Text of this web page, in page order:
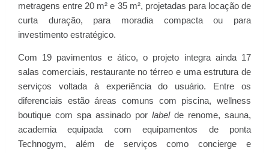
metragens entre 20 m² e 35 m², projetadas para locação de
curta duração, para moradia compacta ou para
investimento estratégico.
Com 19 pavimentos e ático, o projeto integra ainda 17
salas comerciais, restaurante no térreo e uma estrutura de
serviços voltada à experiência do usuário. Entre os
diferenciais estão áreas comuns com piscina, wellness
boutique com spa assinado por labelde renome, sauna,
academia equipada com equipamentos de ponta
Technogym, além de serviços como concierge e